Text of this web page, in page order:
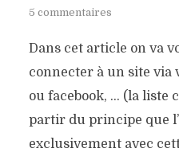
5 commentaires
Dans cet article on va
connecter à un site via
ou facebook, … (la liste
partir du principe que
exclusivement avec